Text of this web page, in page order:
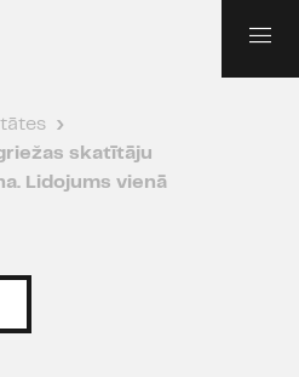
›
skatītāju
Lidojums vienā